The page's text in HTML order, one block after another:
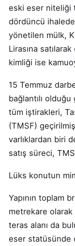
eski eser niteliği
dördüncü ihalede
yönetilen mülk,
Lirasına
kimliği ise
15 Temmuz
bağlantılı
tüm iştirakleri,
(TMSF)
varlıklardan biri
satış süreci,
Lüks konutun
Yapının toplam
metrekare
teras alanı da
eser statüsünde